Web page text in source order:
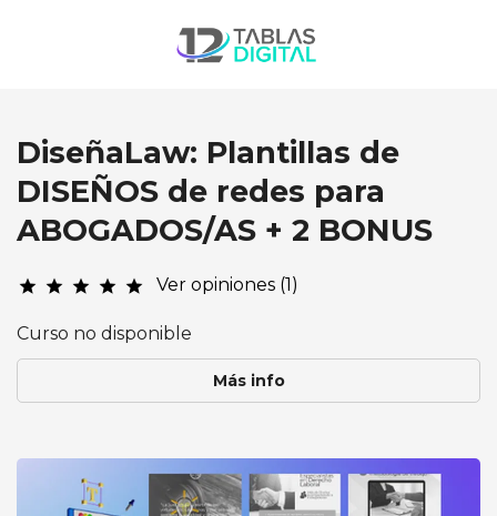
DiseñaLaw: Plantillas de
DISEÑOS de redes para
ABOGADOS/AS + 2 BONUS
star star star star star Ver opiniones (1)
Curso no disponible
Más info